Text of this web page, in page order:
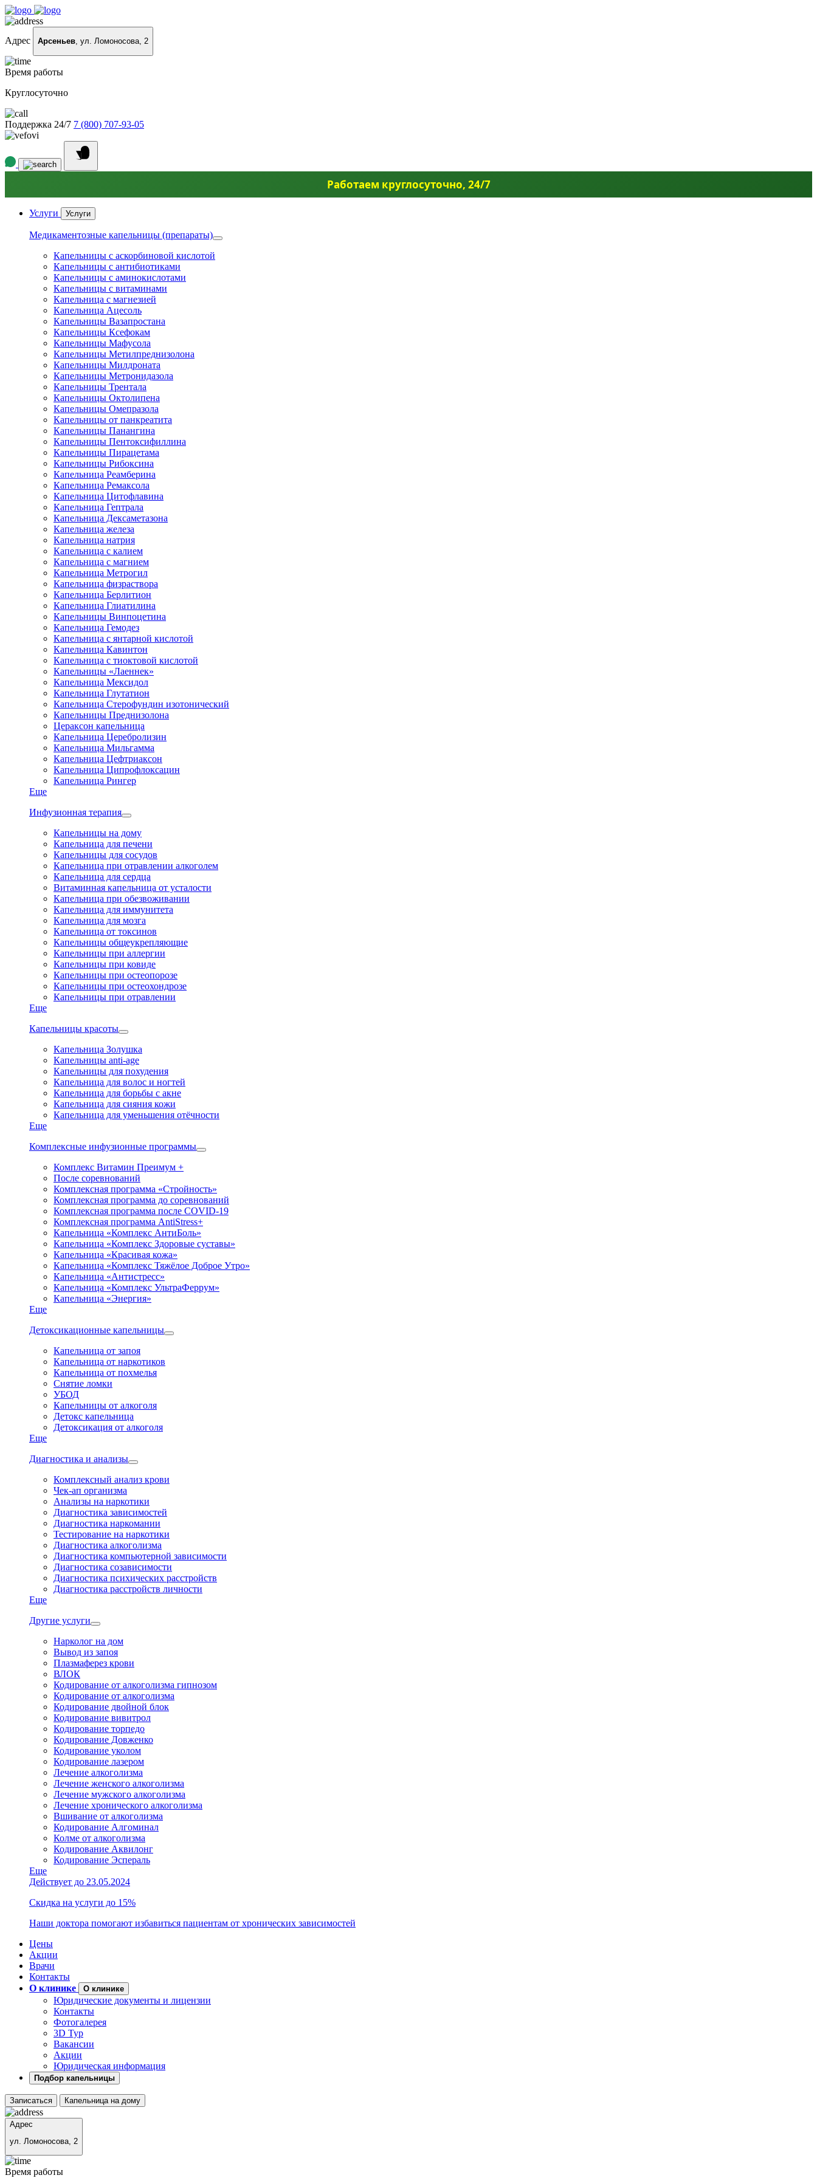
Адрес Арсеньев, ул. Ломоносова, 2
Время работы
Круглосуточно
Поддержка 24/7 7 (800) 707-93-05
Работаем круглосуточно, 24/7
Услуги Услуги
Медикаментозные капельницы (препараты)
Капельницы с аскорбиновой кислотой
Капельницы с антибиотиками
Капельницы с аминокислотами
Капельницы с витаминами
Капельница с магнезией
Капельница Ацесоль
Капельницы Вазапростана
Капельницы Ксефокам
Капельницы Мафусола
Капельницы Метилпреднизолона
Капельницы Милдроната
Капельницы Метронидазола
Капельницы Трентала
Капельницы Октолипена
Капельницы Омепразола
Капельницы от панкреатита
Капельницы Панангина
Капельницы Пентоксифиллина
Капельницы Пирацетама
Капельницы Рибоксина
Капельница Реамберина
Капельница Ремаксола
Капельница Цитофлавина
Капельница Гептрала
Капельница Дексаметазона
Капельница железа
Капельница натрия
Капельница с калием
Капельница с магнием
Капельница Метрогил
Капельница физраствора
Капельница Берлитион
Капельница Глиатилина
Капельницы Винпоцетина
Капельница Гемодез
Капельница с янтарной кислотой
Капельница Кавинтон
Капельница с тиоктовой кислотой
Капельницы «Лаеннек»
Капельница Мексидол
Капельница Глутатион
Капельница Стерофундин изотонический
Капельницы Преднизолона
Цераксон капельница
Капельница Церебролизин
Капельница Мильгамма
Капельница Цефтриаксон
Капельница Ципрофлоксацин
Капельница Рингер
Еще
Инфузионная терапия
Капельницы на дому
Капельница для печени
Капельницы для сосудов
Капельница при отравлении алкоголем
Капельница для сердца
Витаминная капельница от усталости
Капельница при обезвоживании
Капельница для иммунитета
Капельница для мозга
Капельница от токсинов
Капельницы общеукрепляющие
Капельницы при аллергии
Капельницы при ковиде
Капельницы при остеопорозе
Капельницы при остеохондрозе
Капельницы при отравлении
Еще
Капельницы красоты
Капельница Золушка
Капельницы anti-age
Капельницы для похудения
Капельница для волос и ногтей
Капельница для борьбы с акне
Капельница для сияния кожи
Капельница для уменьшения отёчности
Еще
Комплексные инфузионные программы
Комплекс Витамин Преимум +
После соревнований
Комплексная программа «Стройность»
Комплексная программа до соревнований
Комплексная программа после COVID-19
Комплексная программа AntiStress+
Капельница «Комплекс АнтиБоль»
Капельница «Комплекс Здоровые суставы»
Капельница «Красивая кожа»
Капельница «Комплекс Тяжёлое Доброе Утро»
Капельница «Антистресс»
Капельница «Комплекс УльтраФеррум»
Капельница «Энергия»
Еще
Детоксикационные капельницы
Капельница от запоя
Капельница от наркотиков
Капельница от похмелья
Снятие ломки
УБОД
Капельницы от алкоголя
Детокс капельница
Детоксикация от алкоголя
Еще
Диагностика и анализы
Комплексный анализ крови
Чек-ап организма
Анализы на наркотики
Диагностика зависимостей
Диагностика наркомании
Тестирование на наркотики
Диагностика алкоголизма
Диагностика компьютерной зависимости
Диагностика созависимости
Диагностика психических расстройств
Диагностика расстройств личности
Еще
Другие услуги
Нарколог на дом
Вывод из запоя
Плазмаферез крови
ВЛОК
Кодирование от алкоголизма гипнозом
Кодирование от алкоголизма
Кодирование двойной блок
Кодирование вивитрол
Кодирование торпедо
Кодирование Довженко
Кодирование уколом
Кодирование лазером
Лечение алкоголизма
Лечение женского алкоголизма
Лечение мужского алкоголизма
Лечение хронического алкоголизма
Вшивание от алкоголизма
Кодирование Алгоминал
Колме от алкоголизма
Кодирование Аквилонг
Кодирование Эспераль
Еще
Действует до 23.05.2024
Скидка на услуги до 15%
Наши доктора помогают избавиться пациентам от хронических зависимостей
Цены
Акции
Врачи
Контакты
О клинике
О клинике
Юридические документы и лицензии
Контакты
Фотогалерея
3D Тур
Вакансии
Акции
Юридическая информация
Подбор капельницы
Записаться Капельница на дому
Адрес
ул. Ломоносова, 2
Время работы